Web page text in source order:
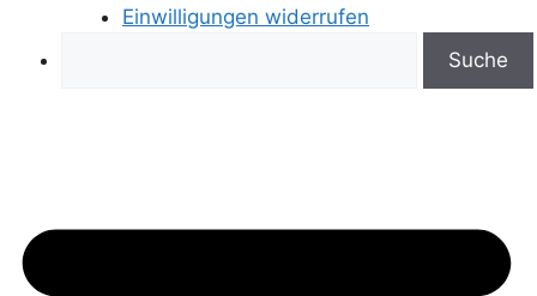
Einwilligungen widerrufen